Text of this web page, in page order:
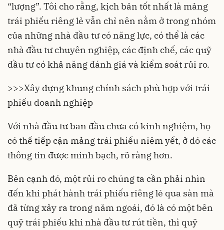
“lượng”. Tôi cho rằng, kịch bản tốt nhất là mảng
trái phiếu riêng lẻ vẫn chỉ nên nằm ở trong nhóm
của những nhà đầu tư có năng lực, có thể là các
nhà đầu tư chuyên nghiệp, các định chế, các quỹ
đầu tư có khả năng đánh giá và kiểm soát rủi ro.
>>>Xây dựng khung chính sách phù hợp với trái
phiếu doanh nghiệp
Với nhà đầu tư ban đầu chưa có kinh nghiệm, họ
có thể tiếp cận mảngtrái phiếu niêm yết, ở đó các
thông tin được minh bạch, rõ ràng hơn.
Bên cạnh đó, một rủi ro chúng ta cần phải nhìn
đến khi phát hành trái phiếu riêng lẻ qua sàn mà
đã từng xảy ra trong năm ngoái, đó là có một bên
quỹ trái phiếu khi nhà đầu tư rút tiền, thì quỹ